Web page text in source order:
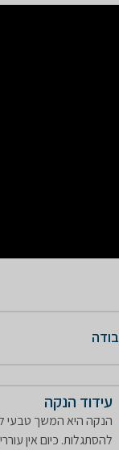
עידוד הנקה
​הנקה היא המשך טבעי
להסתגלות. כיום אין